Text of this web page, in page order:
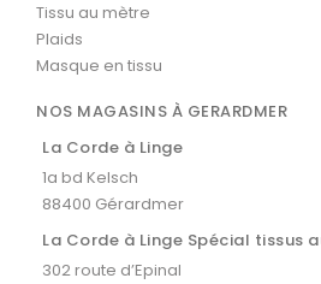
Tissu au mètre
Plaids
Masque en tissu
NOS MAGASINS À GERARDMER
La Corde à Linge
1a bd Kelsch
88400 Gérardmer
La Corde à Linge Spécial tissus
302 route d’Epinal